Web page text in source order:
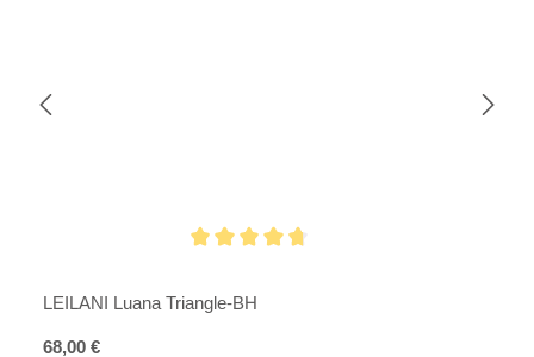
LEILANI Luana Triangle-BH
Regulärer Preis:
68,00 €